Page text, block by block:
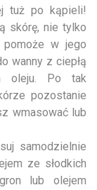
tuż po kąpieli!
skórę, nie tylko
pomoże w jego
wanny z ciepłą
oleju. Po tak
pozostanie
wmasować lub
samodzielnie
ze słodkich
lub olejem